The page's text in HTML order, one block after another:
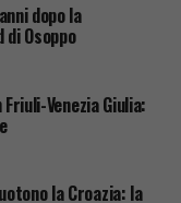
dopo la
Osoppo
Venezia Giulia:
la Croazia: la